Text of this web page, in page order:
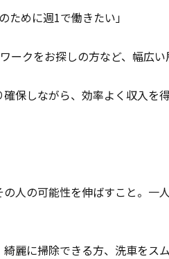
ために週1で働きたい」
ークをお探しの方など、幅広い
保しながら、効率よく収入を
人の可能性を伸ばすこと。一
麗に掃除できる方、洗車をス